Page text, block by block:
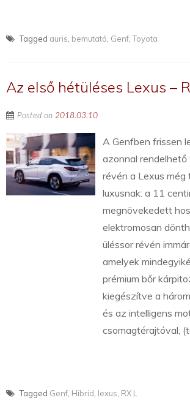
Tagged auris bemutató Genf ,Toyota
Az első hétüléses Lexus –
Posted on 2018.03.10
A Genfben frissen
azonnal rendelhető
révén a Lexus
luxusnak: a 11
megnövekedett
elektromosan
üléssor révén
amelyek
prémium bőr
kiegészítve a
és az intelligens
csomagtérajtóval,
Tagged Genf Hibrid lexus RX L